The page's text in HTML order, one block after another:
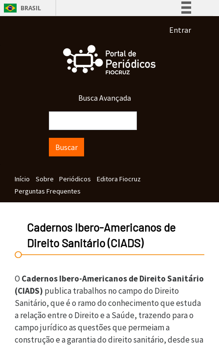
Pular para o conteúdo principal
BRASIL
Participe
Acesso à informação
Menu de
Entrar
Busca Avançada
Navegação principal
Início Sobre Periódicos
Editora Fiocruz
Perguntas Frequentes
Cadernos Ibero-Americanos de
Direito Sanitário (CIADS)
O Cadernos Ibero-Americanos de Direito Sanitário
(CIADS) publica trabalhos no campo do Direito
Sanitário, que é o ramo do conhecimento que estuda
a relação entre o Direito e a Saúde, trazendo para o
campo jurídico as questões que permeiam a
construção e a garantia do direito sanitário, desde sua